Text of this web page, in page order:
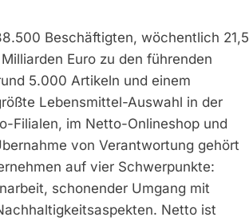
Beschäftigten, wöchentlich 21,5
Euro zu den führenden
5.000 Artikeln und einem
Lebensmittel-Auswahl in der
Filialen, im Netto-Onlineshop und
von Verantwortung gehört
auf vier Schwerpunkte:
schonender Umgang mit
Netto ist